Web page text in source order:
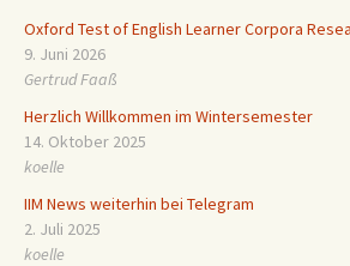
Oxford Test of English Learner Corpora
9. Juni 2026
Gertrud Faaß
Herzlich Willkommen im Wintersemester
14. Oktober 2025
koelle
IIM News weiterhin bei Telegram
2. Juli 2025
koelle